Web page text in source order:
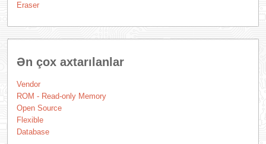
Eraser
Ən çox axtarılanlar
Vendor
ROM - Read-only Memory
Open Source
Flexible
Database